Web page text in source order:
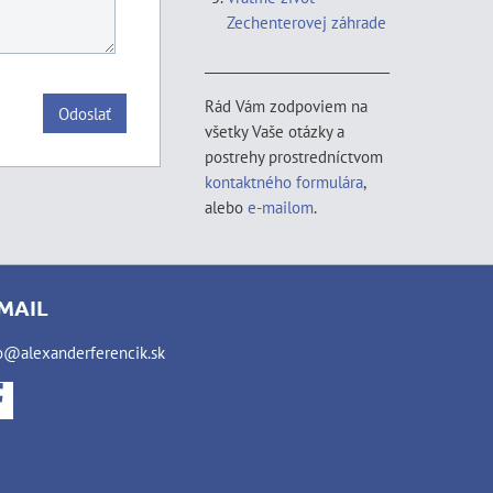
Odoslať
Zechenterovej záhrade
Rád Vám zodpoviem na
všetky Vaše otázky a
postrehy prostredníctvom
kontaktného formulára,
alebo e-mailom.